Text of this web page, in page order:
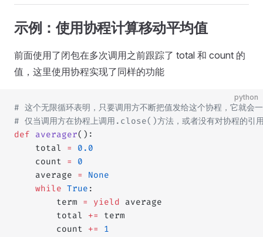
示例：使用协程计算移动平均值
前面使用了闭包在多次调用之前跟踪了 total 和 count 的
值，这里使用协程实现了同样的功能
python
# 这个无限循环表明，只要调用方不断把值发给这个协程，它就会
# 仅当调用方在协程上调用.close()方法，或者没有对协程的引用
def averager():
    total
=
0.0
    count
=
0
    average
=
None
    while
True :
        term
= yield
average
        total
+=
term
        count
+=
1